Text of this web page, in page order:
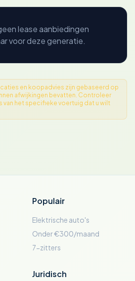
lease aanbiedingen
voor deze generatie.
en koopadvies zijn gebaseerd op
afwijkingen bevatten. Controleer
het specifieke voertuig dat u wilt
Populair
Elektrische auto's
Onder €300/maand
7-zitters
Juridisch